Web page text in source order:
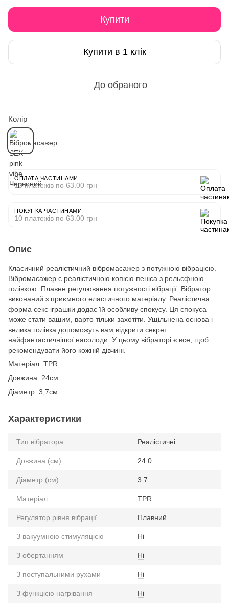
Купити
Купити в 1 клік
До обраного
Колір
ОПЛАТА ЧАСТИНАМИ
10 платежів по 63.00 грн
ПОКУПКА ЧАСТИНАМИ
10 платежів по 63.00 грн
Опис
Класичний реалістичний вібромасажер з потужною вібрацією.
Вібромасажер є реалістичною копією пеніса з рельєфною
голівкою. Плавне регулювання потужності вібрації. Вібратор
виконаний з приємного еластичного матеріалу. Реалістична
форма секс іграшки додає їй особливу спокусу. Ця спокуса
може стати вашим, варто тільки захотіти. Ущільнена основа і
велика голівка допоможуть вам відкрити секрет
найфантастичнішої насолоди. У цьому вібраторі є все, щоб
рекомендувати його кожній дівчині.
Матеріал: TPR
Довжина: 24см.
Діаметр: 3,7см.
Характеристики
Тип вібратора Реалістичні
Довжина (см) 24.0
Діаметр (см) 3.7
Матеріал TPR
Регулятор рівня вібрації Плавний
З вакуумною стимуляцією Ні
З обертанням Ні
З поступальними рухами Ні
З функцією нагрівання Ні